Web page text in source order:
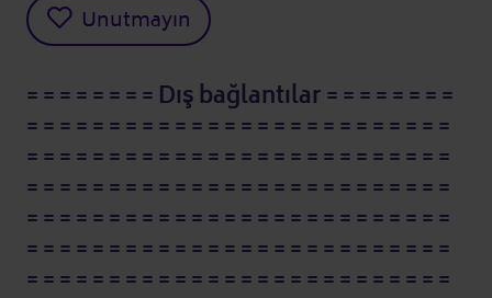
Unutmayın
= = = = = = = = Dış bağlantılar = = = = = = = =
= = = = = = = = = = = = = = = = = = = = = = = = = =
= = = = = = = = = = = = = = = = = = = = = = = = = =
= = = = = = = = = = = = = = = = = = = = = = = = = =
= = = = = = = = = = = = = = = = = = = = = = = = = =
= = = = = = = = = = = = = = = = = = = = = = = = = =
= = = = = = = = = = = = = = = = = = = = = = = = = =